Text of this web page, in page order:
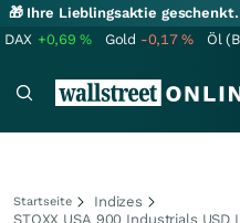
🎁 Ihre Lieblingsaktie
DAX +0,69% Gold -0,17% Öl
Startseite
Indizes
STOXX USA 900 Industrials